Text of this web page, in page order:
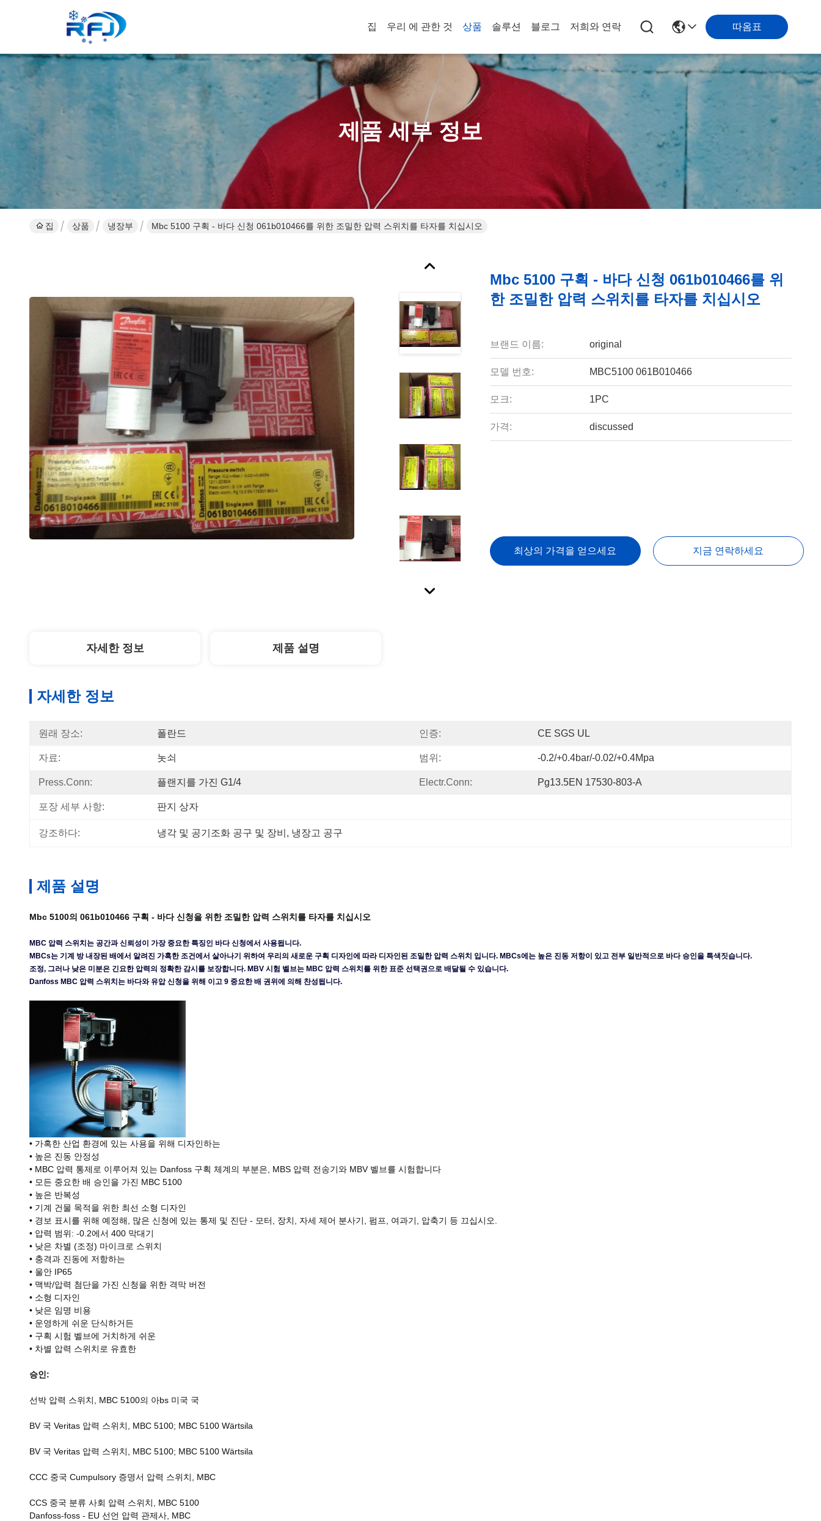
집 우리 에 관한 것 상품 솔루션 블로그 저희와 연락 따옴표
제품 세부 정보
집 상품 냉장부 Mbc 5100 구획 - 바다 신청 061b010466를 위한 조밀한 압력 스위치를 타자를 치십시오
Mbc 5100 구획 - 바다 신청 061b010466를 위
한 조밀한 압력 스위치를 타자를 치십시오
브랜드 이름: original
모델 번호: MBC5100 061B010466
모크: 1PC
가격: discussed
최상의 가격을 얻으세요 지금 연락하세요
자세한 정보 제품 설명
자세한 정보
원래 장소: 폴란드 인증: CE SGS UL
자료: 놋쇠 범위: -0.2/+0.4bar/-0.02/+0.4Mpa
Press.conn: 플랜지를 가진 G1/4 Electr.conn: Pg13.5EN 17530-803-A
포장 세부 사항: 판지 상자
강조하다: 냉각 및 공기조화 공구 및 장비 , 냉장고 공구
제품 설명
Mbc 5100의 061b010466 구획 - 바다 신청을 위한 조밀한 압력 스위치를 타자를 치십시오
MBC 압력 스위치는 공간과 신뢰성이 가장 중요한 특징인 바다 신청에서 사용됩니다.
MBCs는 기계 방 내장된 배에서 알려진 가혹한 조건에서 살아나기 위하여 우리의 새로운 구획 디자인에 따라 디자인된 조밀한 압력 스위치 입니다. MBCs에는 높은 진동 저항이 있고 전부 일반적으로 바다 승인을 특색짓습니다.
조정, 그러나 낮은 미분은 긴요한 압력의 정확한 감시를 보장합니다. MBV 시험 벨브는 MBC 압력 스위치를 위한 표준 선택권으로 배달될 수 있습니다.
Danfoss MBC 압력 스위치는 바다와 유압 신청을 위해 이고 9 중요한 배 권위에 의해 찬성됩니다.
• 가혹한 산업 환경에 있는 사용을 위해 디자인하는
• 높은 진동 안정성
• MBC 압력 통제로 이루어져 있는 Danfoss 구획 체계의 부분은, MBS 압력 전송기와 MBV 벨브를 시험합니다
• 모든 중요한 배 승인을 가진 MBC 5100
• 높은 반복성
• 기계 건물 목적을 위한 최선 소형 디자인
• 경보 표시를 위해 예정해, 많은 신청에 있는 통제 및 진단 - 모터, 장치, 자세 제어 분사기, 펌프, 여과기, 압축기 등 끄십시오.
• 압력 범위: -0.2에서 400 막대기
• 낮은 차별 (조정) 마이크로 스위치
• 충격과 진동에 저항하는
• 울안 IP65
• 맥박/압력 첨단을 가진 신청을 위한 격막 버전
• 소형 디자인
• 낮은 임명 비용
• 운영하게 쉬운 단식하거든
• 구획 시험 벨브에 거치하게 쉬운
• 차별 압력 스위치로 유효한
승인:
선박 압력 스위치, MBC 5100의 아bs 미국 국
BV 국 Veritas 압력 스위치, MBC 5100; MBC 5100 Wärtsila
BV 국 Veritas 압력 스위치, MBC 5100; MBC 5100 Wärtsila
CCC 중국 Cumpulsory 증명서 압력 스위치, MBC
CCS 중국 분류 사회 압력 스위치, MBC 5100
Danfoss-foss - EU 선언 압력 관제사, MBC